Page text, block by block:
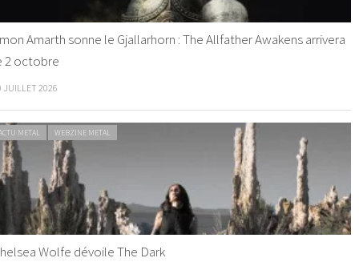
Amarth sonne le Gjallarhorn : The Allfather Awakens arrivera
2 octobre
JUILLET 2026
METAL WEBZINE METAL
Wolfe dévoile The Dark